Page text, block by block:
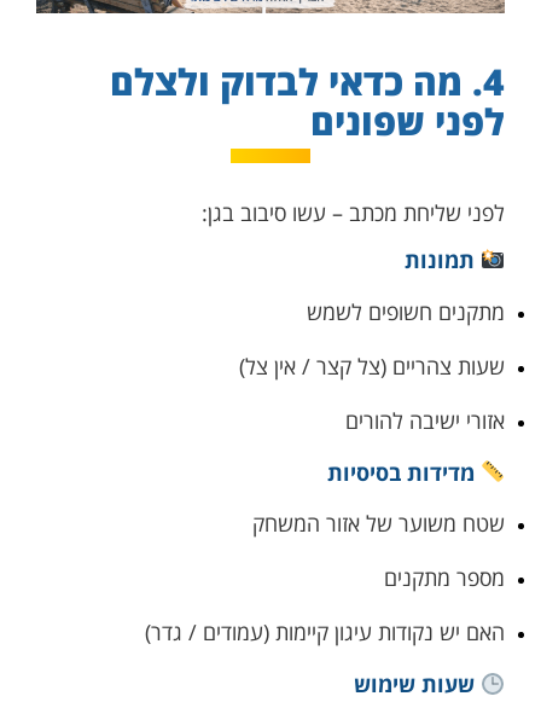
4. מה כדאי לבדוק ולצלם
לפני שפונים
לפני שליחת מכתב – עשו סיבוב בגן:
תמונות
מתקנים חשופים לשמש
שעות צהריים (צל קצר / אין צל)
אזורי ישיבה להורים
מדידות בסיסיות
שטח משוער של אזור המשחק
מספר מתקנים
האם יש נקודות עיגון קיימות (עמודים / גדר)
שעות שימוש